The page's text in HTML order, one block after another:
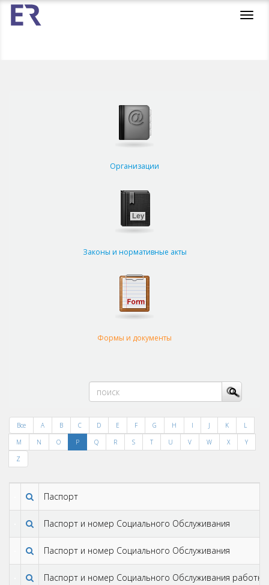
Организации
Законы и нормативные акты
Формы и документы
Все A B C D E F G H I J K
L
M
N O P Q R S T U V W X
Y
Z
Паспорт
Паспорт и номер Cоциального Oбслуживания
Паспорт и номер Cоциального Oбслуживания
Паспорт и номер Cоциального Oбслуживания